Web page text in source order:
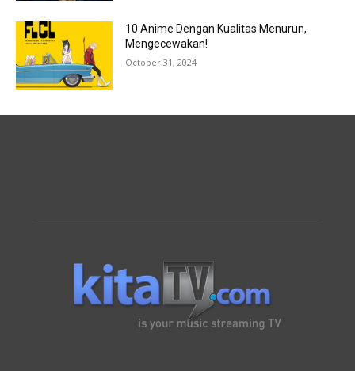
10 Anime Dengan Kualitas Menurun,
Mengecewakan!
October 31, 2024